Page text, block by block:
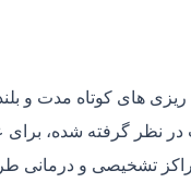
های کوتاه مدت و
در نظر گرفته شده،
تشخیصی و درمانی